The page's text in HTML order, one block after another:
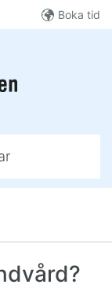
Boka tid